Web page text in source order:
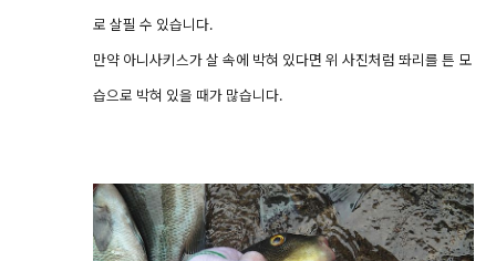
로 살필 수 있습니다.
만약 아니사키스가 살 속에 박혀 있다면 위 사진처럼 똬리를 튼 모
습으로 박혀 있을 때가 많습니다.